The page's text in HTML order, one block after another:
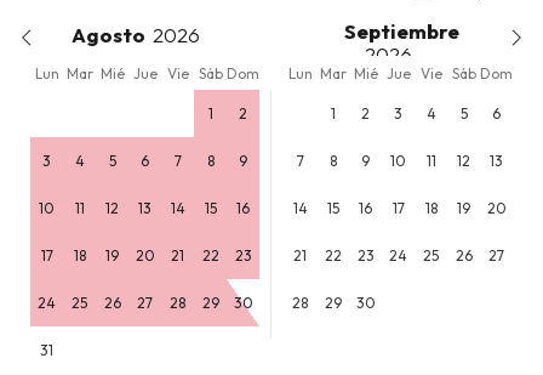
Agosto Septiembre
Lun Mar Mié Jue Vie Sáb Dom Lun Mar Mié Jue Vie Sáb Dom
1 2
3 4 5 6 7 8 9
10 11 12 13 14 15 16
17 18 19 20 21 22 23
24 25 26 27 28 29 30
31
1 2 3 4 5 6
7 8 9 10 11 12 13
14 15 16 17 18 19 20
21 22 23 24 25 26 27
28 29 30